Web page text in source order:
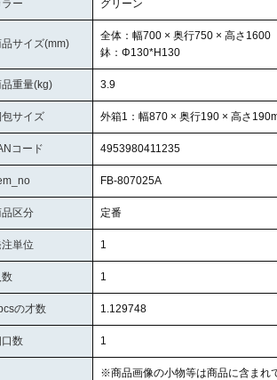
ラー グリーン
サイズ(mm)
全体：幅700 × 奥行750 × 高さ1600
鉢：Φ130*H130
重量(kg) 3.9
サイズ 外箱1：幅870 × 奥行190 × 高さ
コード 4953980411235
FB-807025A
区分 定番
単位 1
数 1
の才数 1.129748
数 1
※商品画像の小物等は商品に含まれ